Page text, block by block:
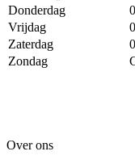
Donderdag
Vrijdag
Zaterdag
Zondag
Over ons